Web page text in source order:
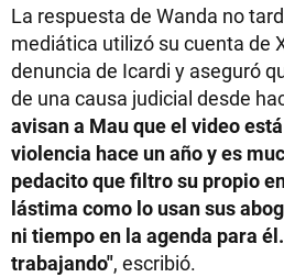
La respuesta de Wanda no
mediática utilizó su cuenta de
denuncia de Icardi y aseguró
de una causa judicial desde
avisan a Mau que el video
violencia hace un año y es
pedacito que filtro su propio
lástima como lo usan sus
ni tiempo en la agenda para
trabajando", escribió.